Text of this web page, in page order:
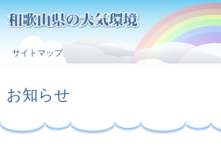
サイトマップ
お知らせ